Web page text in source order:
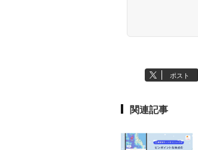
ポスト
関連記事